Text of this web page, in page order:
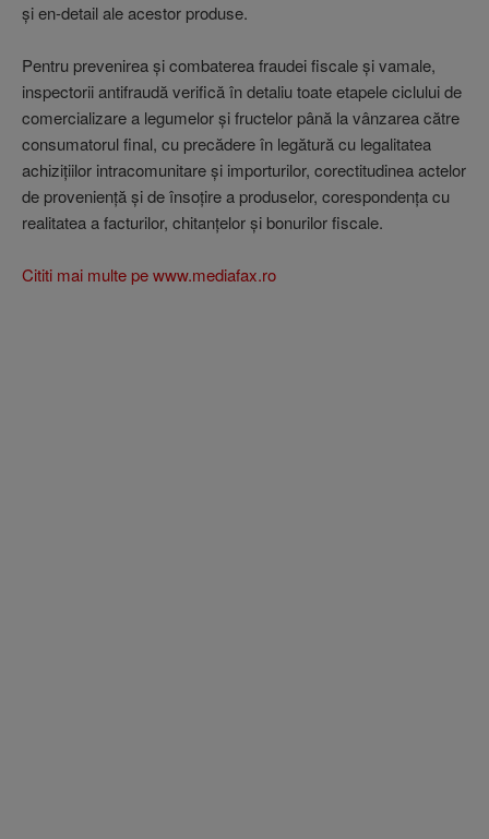
şi en-detail ale acestor produse.
Pentru prevenirea şi combaterea fraudei fiscale şi vamale,
inspectorii antifraudă verifică în detaliu toate etapele ciclului de
comercializare a legumelor şi fructelor până la vânzarea către
consumatorul final, cu precădere în legătură cu legalitatea
achiziţiilor intracomunitare şi importurilor, corectitudinea actelor
de provenienţă şi de însoţire a produselor, corespondenţa cu
realitatea a facturilor, chitanţelor şi bonurilor fiscale.
Cititi mai multe pe www.mediafax.ro